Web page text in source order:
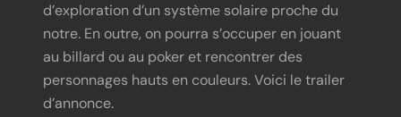
d’exploration d’un système solaire proche du
notre. En outre, on pourra s’occuper en jouant
au billard ou au poker et rencontrer des
personnages hauts en couleurs. Voici le trailer
d’annonce.